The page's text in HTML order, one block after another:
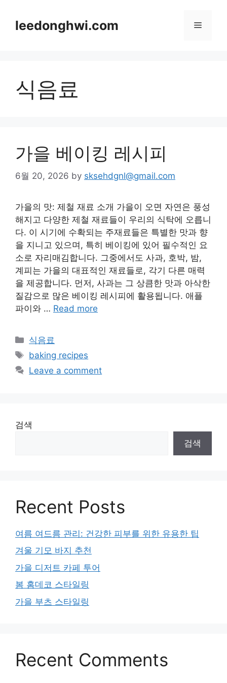
contentleedonghwi.com Menu
식음료
가을 베이킹 레시피
6월 20, 2026 by sksehdgnl@gmail.com
가을의 맛: 제철 재료 소개 가을이 오면 자연은 풍성
해지고 다양한 제철 재료들이 우리의 식탁에 오릅니
다. 이 시기에 수확되는 주재료들은 특별한 맛과 향
을 지니고 있으며, 특히 베이킹에 있어 필수적인 요
소로 자리매김합니다. 그중에서도 사과, 호박, 밤,
계피는 가을의 대표적인 재료들로, 각기 다른 매력
을 제공합니다. 먼저, 사과는 그 상큼한 맛과 아삭한
질감으로 많은 베이킹 레시피에 활용됩니다. 애플
파이와 … Read more
Categories
식음료
Tags
baking recipes
Leave a comment
검색
검색
Recent Posts
여름 여드름 관리: 건강한 피부를 위한 유용한 팁
겨울 기모 바지 추천
가을 디저트 카페 투어
봄 홈데코 스타일링
가을 부츠 스타일링
Recent Comments